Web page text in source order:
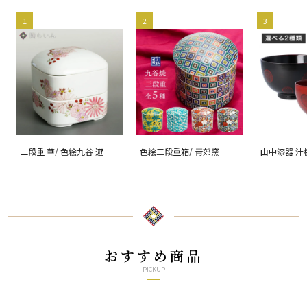
1
二段重 華/ 色絵九谷 遊
2
色絵三段重箱/ 青郊窯
3
山中漆器 汁
おすすめ商品
PICKUP